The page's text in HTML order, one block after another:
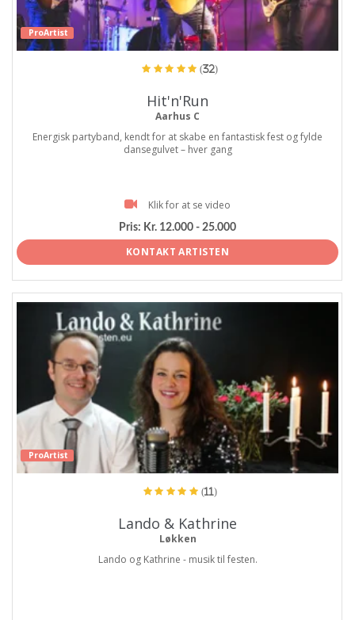
ProArtist
(32)
Hit'n'Run
Aarhus C
Energisk partyband, kendt for at skabe en fantastisk fest og fylde
dansegulvet – hver gang
Klik for at se video
Pris: Kr. 12.000 - 25.000
KONTAKT ARTISTEN
ProArtist
(11)
Lando & Kathrine
Løkken
Lando og Kathrine - musik til festen.